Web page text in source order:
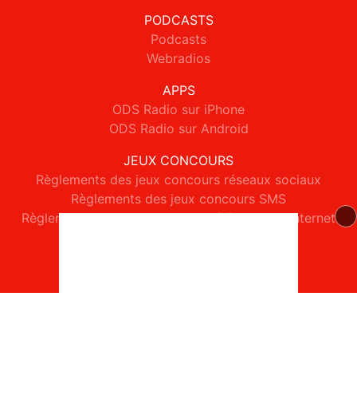
PODCASTS
Podcasts
Webradios
APPS
ODS Radio sur iPhone
ODS Radio sur Android
JEUX CONCOURS
Règlements des jeux concours réseaux sociaux
Règlements des jeux concours SMS
Règlements des jeux concours téléphone et internet